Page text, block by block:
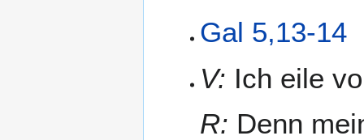
Gal 5,13-14
V: Ich eile
R: Denn